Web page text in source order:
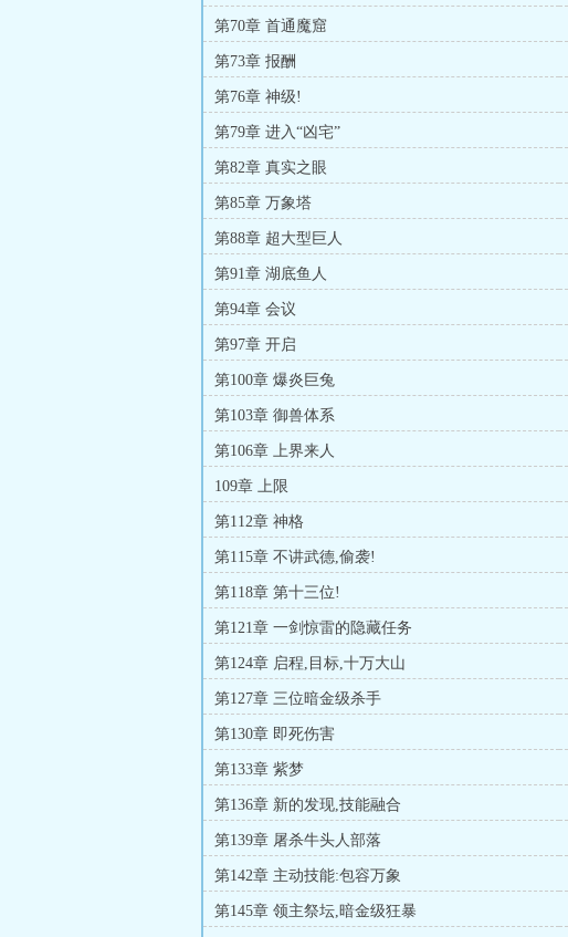
第70章 首通魔窟
第73章 报酬
第76章 神级!
第79章 进入“凶宅”
第82章 真实之眼
第85章 万象塔
第88章 超大型巨人
第91章 湖底鱼人
第94章 会议
第97章 开启
第100章 爆炎巨兔
第103章 御兽体系
第106章 上界来人
109章 上限
第112章 神格
第115章 不讲武德,偷袭!
第118章 第十三位!
第121章 一剑惊雷的隐藏任务
第124章 启程,目标,十万大山
第127章 三位暗金级杀手
第130章 即死伤害
第133章 紫梦
第136章 新的发现,技能融合
第139章 屠杀牛头人部落
第142章 主动技能:包容万象
第145章 领主祭坛,暗金级狂暴